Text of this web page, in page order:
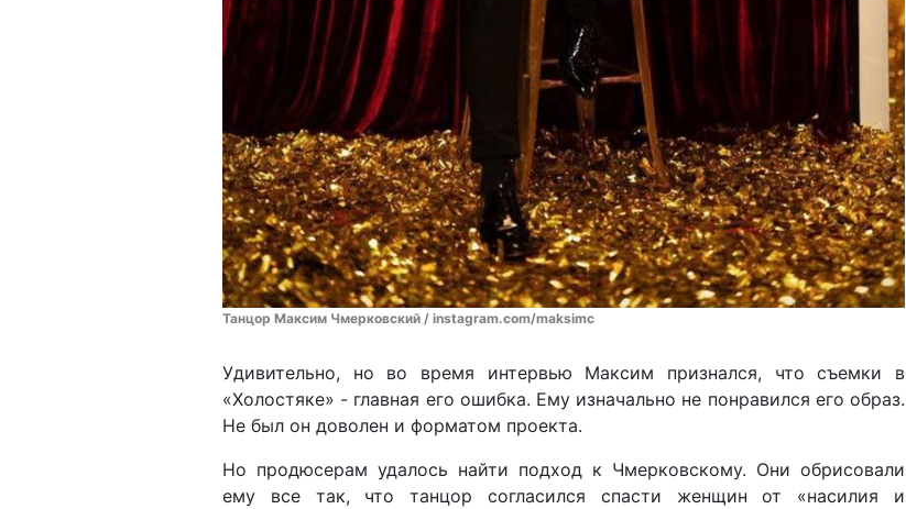
Танцор Максим Чмерковский / instagram.com/maksimc
Удивительно, но во время интервью Максим признался, что съемки в
«Холостяке» - главная его ошибка. Ему изначально не понравился его образ.
Не был он доволен и форматом проекта.
Но продюсерам удалось найти подход к Чмерковскому. Они обрисовали
ему все так, что танцор согласился спасти женщин от «насилия и